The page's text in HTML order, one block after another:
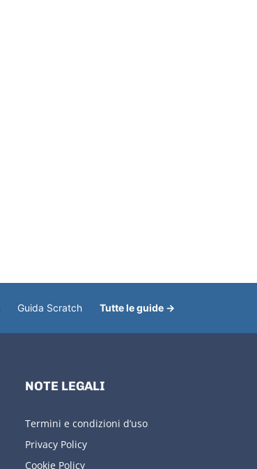
Guida Scratch Tutte le guide →
NOTE LEGALI
Termini e condizioni d’uso
Privacy Policy
Cookie Policy